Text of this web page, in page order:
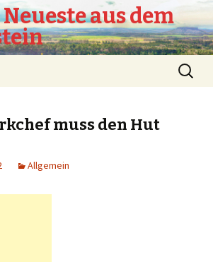
aus dem
Suchen
nach:
muss den Hut
Allgemein